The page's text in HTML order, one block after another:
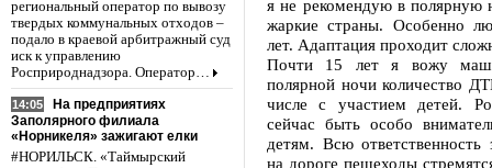
региональный оператор по вывозу
твердых коммунальных отходов –
подало в краевой арбитражный суд
иск к управлению
Росприроднадзора. Оператор…
14:05
На предприятиях
Заполярного филиала
«Норникеля» зажигают елки
#НОРИЛЬСК. «Таймырский
я не рекомендую в полярную
жаркие страны. Особенно
лет. Адаптация проходит
Почти 15 лет я вожу
полярной ночи количество
числе с участием детей.
сейчас быть особо
детям. Всю ответственность
на дороге пешеходы